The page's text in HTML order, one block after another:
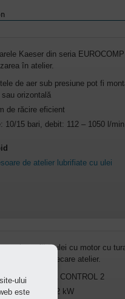
Kaeser din seria
în atelier.
de aer sub presiune pot fi
orizontală
de răcire eficient
10/15 bari, debit: 112 – 1050 l/min
de atelier lubrifiate cu ulei
cu piston fără ulei cu motor cu
perfect pentru fiecare atelier.
SIGMA CONTROL 2
antrenare de 4,2 kW
ului
este